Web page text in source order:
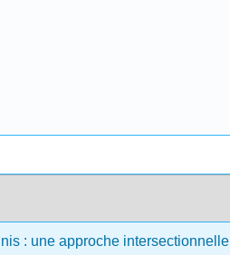
: une approche intersectionnelle